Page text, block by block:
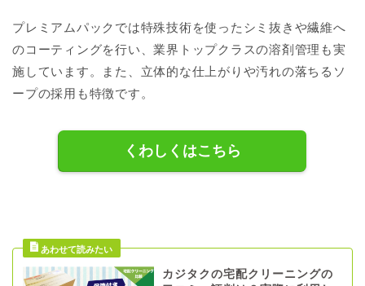
プレミアムパックでは特殊技術を使ったシミ抜きや繊維へ
のコーティングを行い、業界トップクラスの溶剤管理も実
施しています。また、立体的な仕上がりや汚れの落ちるソ
ープの採用も特徴です。
くわしくはこちら
カジタクの宅配クリーニングの